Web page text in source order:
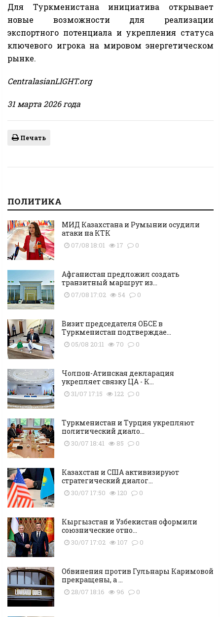
Для Туркменистана инициатива открывает
новые возможности для реализации
экспортного потенциала и укрепления статуса
ключевого игрока на мировом энергетическом
рынке.
CentralasianLIGHT.org
31 марта 2026 года
Печать
ПОЛИТИКА
МИД Казахстана и Румынии осудили
атаки на КТК
07/08 18:01 17 0
Афганистан предложил создать
транзитный маршрут из...
07/08 17:02 54 0
Визит председателя ОБСЕ в
Туркменистан подтверждае...
05/08 20:11 70 0
Чолпон-Атинская декларация
укрепляет связку ЦА - К...
31/07 17:15 122 0
Туркменистан и Турция укрепляют
политический диало...
30/07 18:41 85 0
Казахстан и США активизируют
стратегический диалог...
30/07 17:50 120 0
Кыргызстан и Узбекистан оформили
союзнические отно...
30/07 17:02 107 0
Обвинения против Гульнары Каримовой
прекращены, а ...
28/07 18:16 96 0